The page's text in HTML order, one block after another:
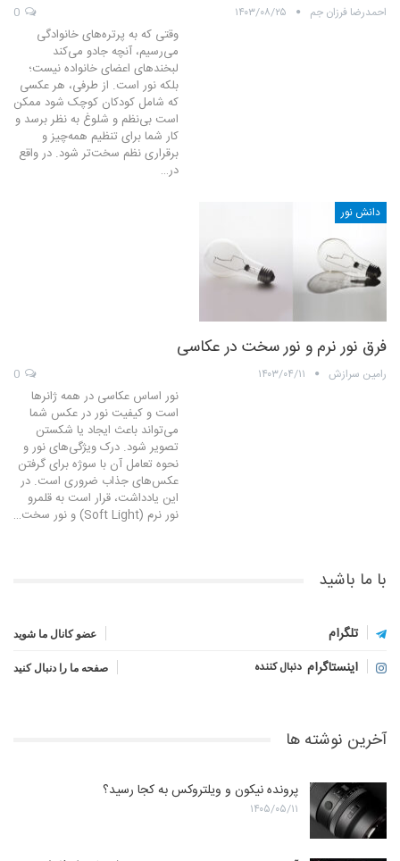
احمدرضا فرزان جم ۱۴۰۳/۰۸/۲۵
وقتی که به پرتره‌های خانوادگی
می‌رسیم، آنچه جادو می‌کند
لبخندهای اعضای خانواده نیست؛
بلکه نور است. از طرفی، هر عکسی
که شامل کودکان کوچک شود ممکن
است بی‌نظم و شلوغ به نظر برسد و
کار شما برای تنظیم همه‌چیز و
برقراری نظم سخت‌تر شود. در واقع
در…
دانش نور
فرق نور نرم و نور سخت در عکاسی
رامین سرازش ۱۴۰۳/۰۴/۱۱
نور اساس عکاسی در همه ژانرها
است و کیفیت نور در عکس شما
می‌تواند باعث ایجاد یا شکستن
تصویر شود. درک ویژگی‌های نور و
نحوه تعامل آن با سوژه برای گرفتن
عکس‌های جذاب ضروری است. در
این یادداشت، قرار است به قلمرو
نور نرم (Soft Light) و نور سخت…
با ما باشید
تلگرام عضو کانال ما شوید
اینستاگرام دنبال کننده صفحه ما را دنبال کنید
آخرین نوشته ها
پرونده نیکون و ویلتروکس به کجا رسید؟
۱۴۰۵/۰۵/۱۱